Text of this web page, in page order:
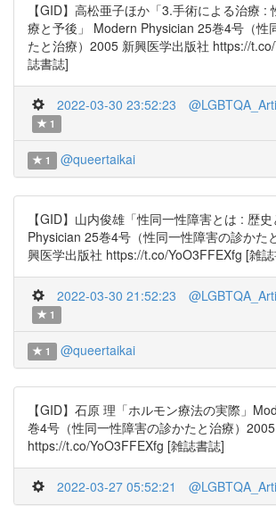
【GID】高松亜子ほか「3.手術による治療 :
療と予後」 Modern Physician 25巻4号（性
たと治療）2005 新興医学出版社 https://
誌書誌]
2022-03-30 23:52:23
1
1 @queertaikai
【GID】山内俊雄「性同一性障害とは : 歴
Physician 25巻4号（性同一性障害の診かた
興医学出版社 https://t.co/YoO3FFEXfg [雑
2022-03-30 21:52:23
1
1 @queertaikai
【GID】石原 理「ホルモン療法の実際」
巻4号（性同一性障害の診かたと治療）2005
https://t.co/YoO3FFEXfg [雑誌書誌]
2022-03-27 05:52:21